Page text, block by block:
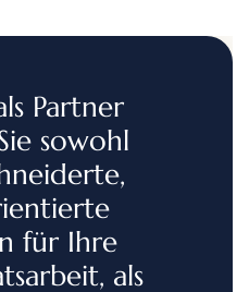
Partner
sowohl
für Ihre
als